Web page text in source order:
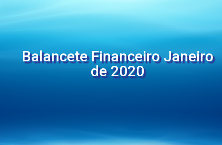
Balancete Financeiro Janeiro
de 2020